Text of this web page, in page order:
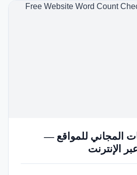
المجاني للمواقع —
الإنترنت